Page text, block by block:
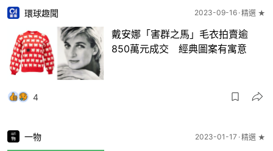
環球趣聞 2023-09-16 精選 ★
戴安娜「害群之馬」毛衣拍賣逾
850萬元成交 經典圖案有寓意
4
一物 2023-01-17 精選 ★